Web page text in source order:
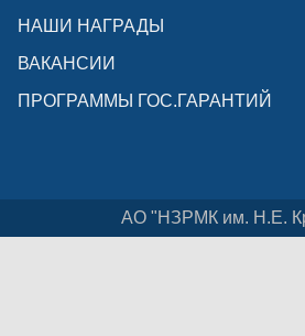
НАШИ НАГРАДЫ
ВАКАНСИИ
ПРОГРАММЫ ГОС.ГАРАНТИЙ
АО "НЗРМК им. Н.Е.